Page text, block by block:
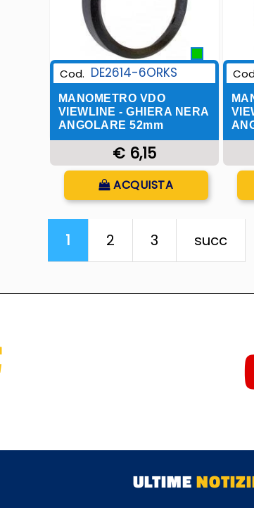
Cod. DE2614-6ORKS
MANOMETRO VDO
VIEWLINE - GHIERA NERA
ANGOLARE 52mm
€ 6,15
ACQUISTA
1 2 3 succ
ULTIME